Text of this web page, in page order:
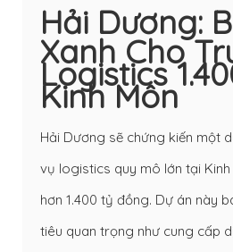
Hải Dương:
Xanh Cho
Logistics
Kinh Môn
Hải Dương sẽ chứng kiến một
vụ logistics quy mô lớn tại
hơn 1.400 tỷ đồng. Dự án này
tiêu quan trọng như cung cấp